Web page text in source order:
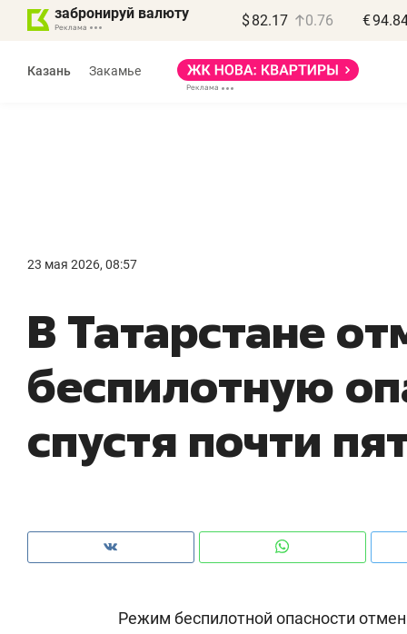
забронируй валюту $ 82.17 0.76 €
Казань Закамье
23 мая 2026, 08:57
В Татарстане
беспилотную
спустя почти
Режим беспилотной опасности
правил, бизнес может
потерять минимум
Как бизнесу выйти на зарубежные
чем интересен Оман?